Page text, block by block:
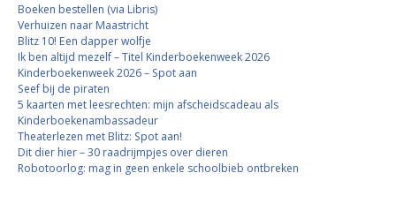
Boeken bestellen (via Libris)
Verhuizen naar Maastricht
Blitz 10! Een dapper wolfje
Ik ben altijd mezelf – Titel Kinderboekenweek 2026
Kinderboekenweek 2026 – Spot aan
Seef bij de piraten
5 kaarten met leesrechten: mijn afscheidscadeau als
Kinderboekenambassadeur
Theaterlezen met Blitz: Spot aan!
Dit dier hier – 30 raadrijmpjes over dieren
Robotoorlog: mag in geen enkele schoolbieb ontbreken